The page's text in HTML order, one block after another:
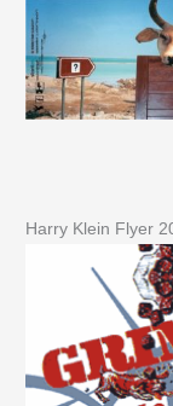
Harry Klein Flyer